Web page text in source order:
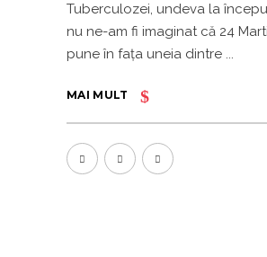
Tuberculozei, undeva la
nu ne-am fi imaginat că 24
pune în fața uneia dintre
MAI MULT